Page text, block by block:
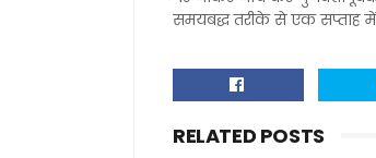
समयबद्ध तरीके से एक सप्ताह
RELATED POSTS